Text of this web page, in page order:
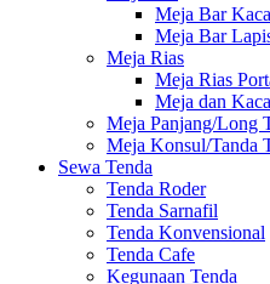
Meja Bar Kaca
Meja Bar
Meja Rias
Meja Rias
Meja dan
Meja Panjang/Long
Meja Konsul/Tanda
Sewa Tenda
Tenda Roder
Tenda Sarnafil
Tenda Konvensional
Tenda Cafe
Kegunaan Tenda